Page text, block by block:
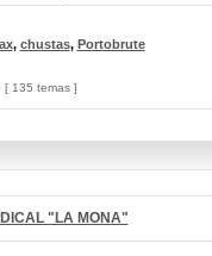
, chustas, Portobrute
[ 135 temas ]
"LA MONA"